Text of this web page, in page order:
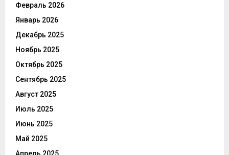
Февраль 2026
Январь 2026
Декабрь 2025
Ноябрь 2025
Октябрь 2025
Сентябрь 2025
Август 2025
Июль 2025
Июнь 2025
Май 2025
Апрель 2025